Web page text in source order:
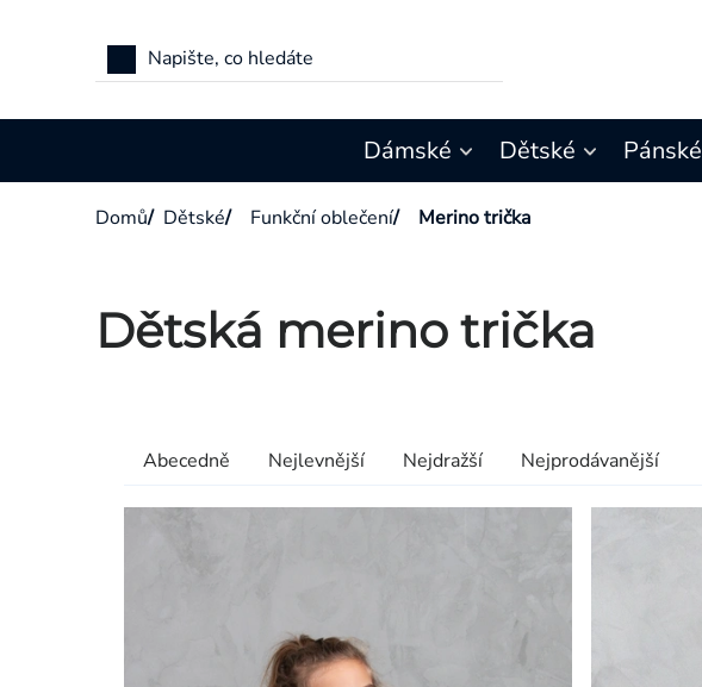
Dámské Dětské Pánské
Domů/ Dětské/ Funkční oblečení/ Merino trička
Dětská merino trička
Řazení
produktů
Abecedně Nejlevnější Nejdražší Nejprodávanější
produktů